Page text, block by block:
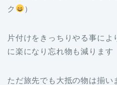
ク
）
片付けをきっちりやる事に
に楽になり忘れ物も減ります
ただ旅先でも大抵の物は揃い